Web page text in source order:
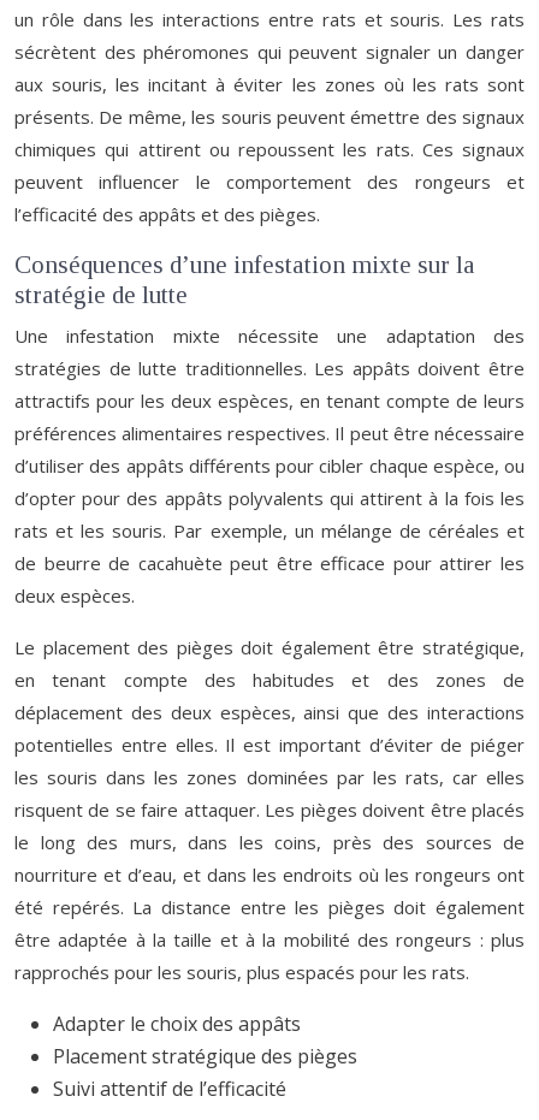
un rôle dans les interactions entre rats et souris. Les rats
sécrètent des phéromones qui peuvent signaler un danger
aux souris, les incitant à éviter les zones où les rats sont
présents. De même, les souris peuvent émettre des signaux
chimiques qui attirent ou repoussent les rats. Ces signaux
peuvent influencer le comportement des rongeurs et
l’efficacité des appâts et des pièges.
Conséquences d’une infestation mixte sur la
stratégie de lutte
Une infestation mixte nécessite une adaptation des
stratégies de lutte traditionnelles. Les appâts doivent être
attractifs pour les deux espèces, en tenant compte de leurs
préférences alimentaires respectives. Il peut être nécessaire
d’utiliser des appâts différents pour cibler chaque espèce, ou
d’opter pour des appâts polyvalents qui attirent à la fois les
rats et les souris. Par exemple, un mélange de céréales et
de beurre de cacahuète peut être efficace pour attirer les
deux espèces.
Le placement des pièges doit également être stratégique,
en tenant compte des habitudes et des zones de
déplacement des deux espèces, ainsi que des interactions
potentielles entre elles. Il est important d’éviter de piéger
les souris dans les zones dominées par les rats, car elles
risquent de se faire attaquer. Les pièges doivent être placés
le long des murs, dans les coins, près des sources de
nourriture et d’eau, et dans les endroits où les rongeurs ont
été repérés. La distance entre les pièges doit également
être adaptée à la taille et à la mobilité des rongeurs : plus
rapprochés pour les souris, plus espacés pour les rats.
Adapter le choix des appâts
Placement stratégique des pièges
Suivi attentif de l’efficacité